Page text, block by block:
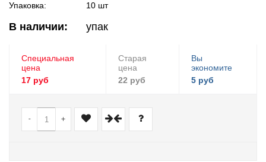
Упаковка:
10 шт
В наличии: упак
Специальная
цена
17 руб
Старая
цена
22 руб
Вы
экономите
5 руб
- +